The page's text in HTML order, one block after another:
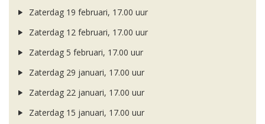
Zaterdag 19 februari, 17.00 uur
Zaterdag 12 februari, 17.00 uur
Zaterdag 5 februari, 17.00 uur
Zaterdag 29 januari, 17.00 uur
Zaterdag 22 januari, 17.00 uur
Zaterdag 15 januari, 17.00 uur